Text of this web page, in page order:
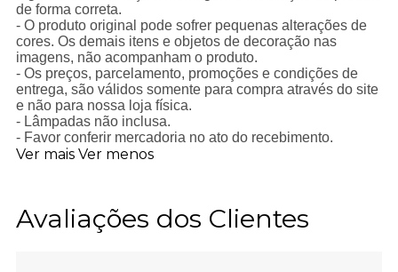
de forma correta.
- O produto original pode sofrer pequenas alterações de
cores. Os demais itens e objetos de decoração nas
imagens, não acompanham o produto.
- Os preços, parcelamento, promoções e condições de
entrega, são válidos somente para compra através do site
e não para nossa loja física.
- Lâmpadas não inclusa.
- Favor conferir mercadoria no ato do recebimento.
Ver mais Ver menos
Avaliações dos Clientes